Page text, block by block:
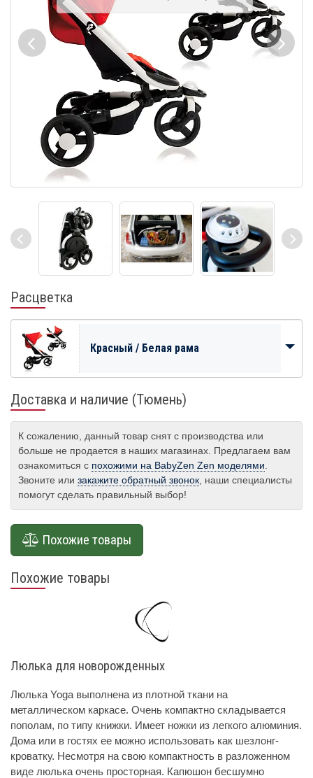
Расцветка
Красный / Белая рама
Доставка и наличие (Тюмень)
К сожалению, данный товар снят с производства или
больше не продается в наших магазинах. Предлагаем вам
ознакомиться с похожими на BabyZen Zen моделями
Звоните или закажите обратный звонок , наши специалисты
помогут сделать правильный выбор!
Похожие товары
Похожие товары
Люлька для новорожденных
Люлька Yoga выполнена из плотной ткани на
металлическом каркасе. Очень компактно складывается
пополам, по типу книжки. Имеет ножки из легкого алюминия.
Дома или в гостях ее можно использовать как шезлонг-
кроватку. Несмотря на свою компактность в разложенном
виде люлька очень просторная. Капюшон бесшумно